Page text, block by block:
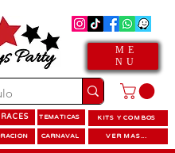
ME
NU
TEMATICAS KITS Y COMBOS
CARNAVAL VER MAS...